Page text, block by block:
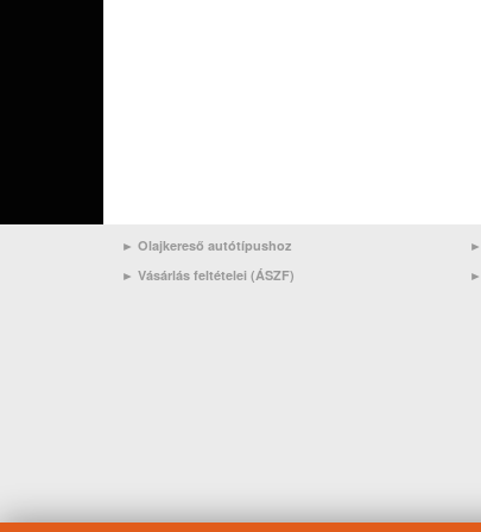
► Olajkereső autótípushoz
► Vásárlás feltételei (ÁSZF)
►
►